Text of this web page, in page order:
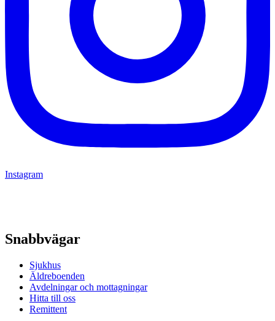
Instagram
Snabbvägar
Sjukhus
Äldreboenden
Avdelningar och mottagningar
Hitta till oss
Remittent